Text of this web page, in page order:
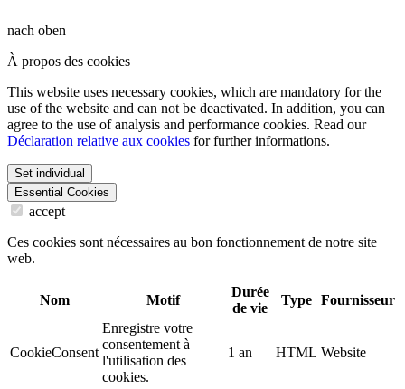
nach oben
À propos des cookies
This website uses necessary cookies, which are mandatory for the
use of the website and can not be deactivated. In addition, you can
agree to the use of analysis and performance cookies. Read our
Déclaration relative aux cookies for further informations.
Set individual
Essential Cookies
accept
Ces cookies sont nécessaires au bon fonctionnement de notre site
web.
Nom Motif
Durée
de vie
Type Fournisseur
CookieConsent
Enregistre votre
consentement à
l'utilisation des
cookies.
1 an HTML Website